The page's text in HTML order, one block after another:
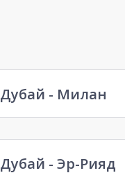
Дубай - Милан
Дубай - Эр-Рияд